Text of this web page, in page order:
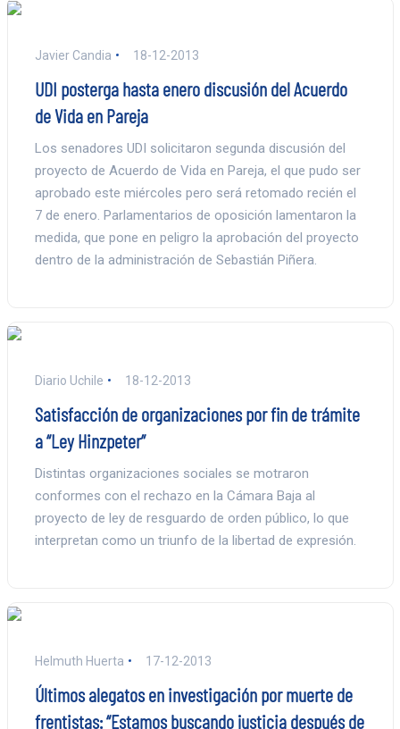
Javier Candia 18-12-2013
UDI posterga hasta enero discusión del Acuerdo
de Vida en Pareja
Los senadores UDI solicitaron segunda discusión del
proyecto de Acuerdo de Vida en Pareja, el que pudo ser
aprobado este miércoles pero será retomado recién el
7 de enero. Parlamentarios de oposición lamentaron la
medida, que pone en peligro la aprobación del proyecto
dentro de la administración de Sebastián Piñera.
Diario Uchile 18-12-2013
Satisfacción de organizaciones por fin de trámite
a “Ley Hinzpeter”
Distintas organizaciones sociales se motraron
conformes con el rechazo en la Cámara Baja al
proyecto de ley de resguardo de orden público, lo que
interpretan como un triunfo de la libertad de expresión.
Helmuth Huerta 17-12-2013
Últimos alegatos en investigación por muerte de
frentistas: “Estamos buscando justicia después de